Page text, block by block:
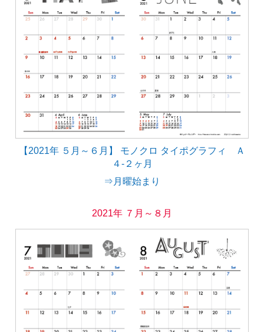
【2021年 ５月～６月】 モノクロ タイポグラフィ Ａ
４-２ヶ月
⇒月曜始まり
2021年 ７月～８月